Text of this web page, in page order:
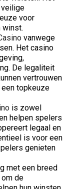
voor
winst.
vanwege
Het casino
De legaliteit
vertrouwen
topkeuze
is zowel
helpen spelers
legaal en
is voor een
genieten
met een breed
de